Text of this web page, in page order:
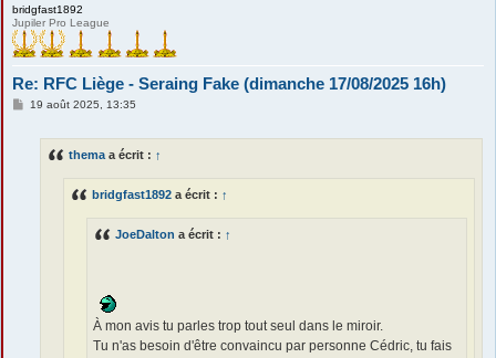
bridgfast1892
Jupiler Pro League
Re: RFC Liège - Seraing Fake (dimanche 17/08/2025 16h)
M
19 août 2025, 13:35
thema a écrit : ↑
bridgfast1892 a écrit : ↑
JoeDalton a écrit : ↑
À mon avis tu parles trop tout seul dans le miroir.
Tu n'as besoin d'être convaincu par personne Cédric, tu fais